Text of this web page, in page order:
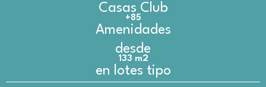
Casas Club
+85
Amenidades
desde
133 m2
en lotes tipo